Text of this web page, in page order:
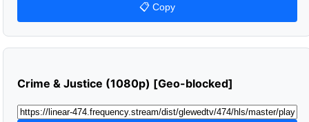
📋 Copy
Crime & Justice (1080p) [Geo-blocked]